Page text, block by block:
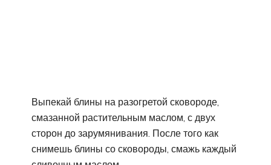
Выпекай блины на разогретой сковороде,
смазанной растительным маслом, с двух
сторон до зарумянивания. После того как
снимешь блины со сковороды, смажь каждый